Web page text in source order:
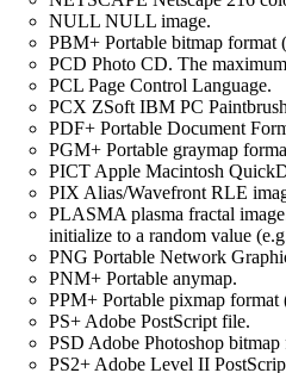
NULL NULL image.
PBM+ Portable bitmap format
PCD Photo CD. The
PCL Page Control Language.
PCX ZSoft IBM PC
PDF+ Portable Document
PGM+ Portable graymap
PICT Apple Macintosh
PIX Alias/Wavefront RLE
PLASMA plasma fractal
initialize to a random value
PNG Portable Network
PNM+ Portable anymap.
PPM+ Portable pixmap format
PS+ Adobe PostScript file.
PSD Adobe Photoshop bitmap
PS2+ Adobe Level II